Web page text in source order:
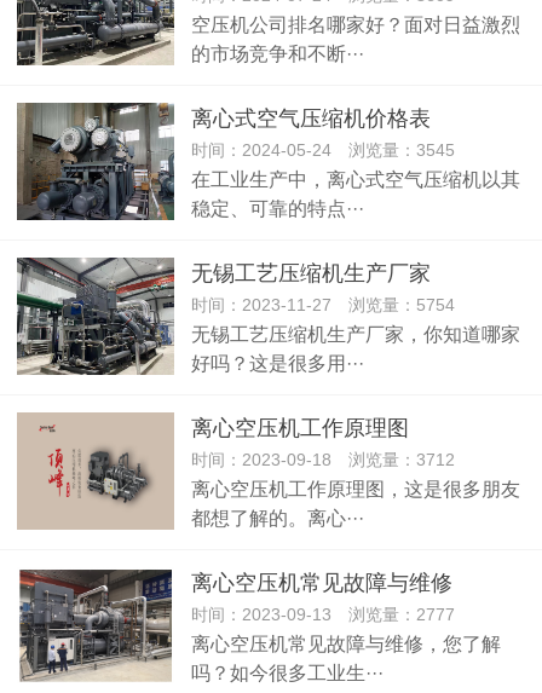
空压机公司排名哪家好？面对日益激烈
的市场竞争和不断···
离心式空气压缩机价格表
时间：2024-05-24 浏览量：3545
在工业生产中，离心式空气压缩机以其
稳定、可靠的特点···
无锡工艺压缩机生产厂家
时间：2023-11-27 浏览量：5754
无锡工艺压缩机生产厂家，你知道哪家
好吗？这是很多用···
离心空压机工作原理图
时间：2023-09-18 浏览量：3712
离心空压机工作原理图，这是很多朋友
都想了解的。离心···
离心空压机常见故障与维修
时间：2023-09-13 浏览量：2777
离心空压机常见故障与维修，您了解
吗？如今很多工业生···